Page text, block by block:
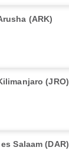
(ARK)
(JRO)
Salaam (DAR)